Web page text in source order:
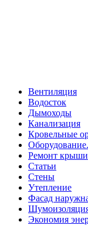
Вентиляция
Водосток
Дымоходы
Канализация
Кровельные
Ремонт крыши
Статьи
Стены
Утепление
Фасад
Экономия